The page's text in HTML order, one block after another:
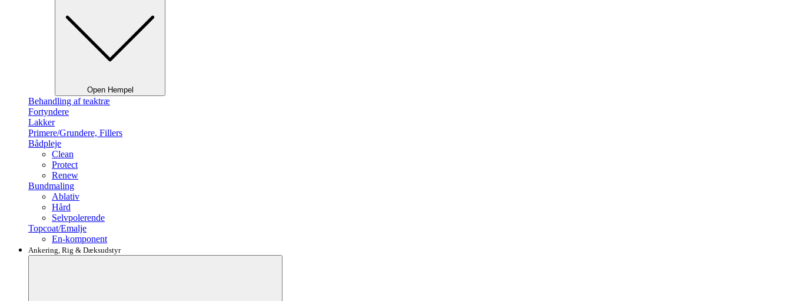
Open Hempel
Behandling af teaktræ
Fortyndere
Lakker
Primere/Grundere, Fillers
Bådpleje
Clean
Protect
Renew
Bundmaling
Ablativ
Hård
Selvpolerende
Topcoat/Emalje
En-komponent
Ankering, Rig & Dæksudstyr